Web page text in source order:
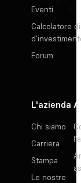
Eventi
Calcolatore
Forum
L'azienda
Chi siamo
Carriera
Stampa
Le nostre